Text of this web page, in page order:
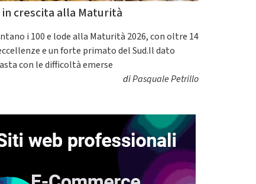
crescita alla Maturità
i 100 e lode alla Maturità 2026, con oltre 14
e un forte primato del Sud.Il dato
con le difficoltà emerse
diPasquale Petrillo